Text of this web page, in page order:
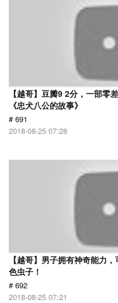
【越哥】豆瓣9 2分，一部零
《忠犬八公的故事》
# 691
2018-08-25 07:28
【越哥】男子拥有神奇能力
色虫子！
# 692
2018-08-25 07:21